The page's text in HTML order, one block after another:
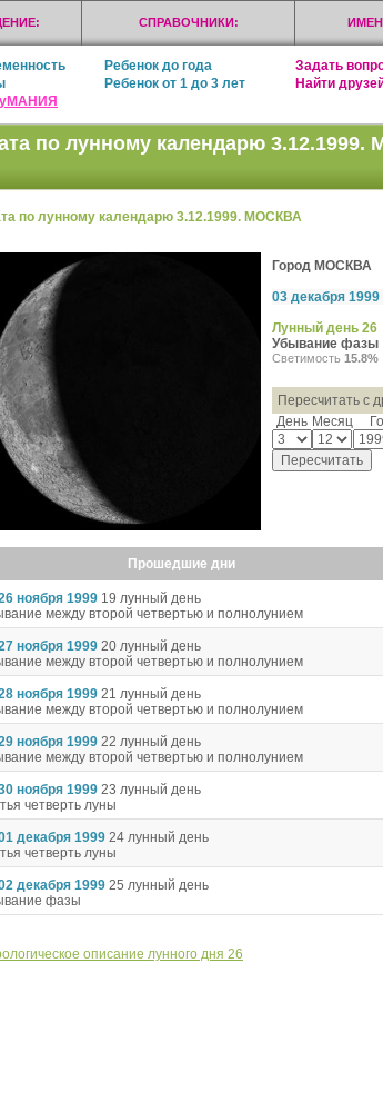
СПРАВОЧНИКИ:
Ребенок до года
Задать
Ребенок от 1 до 3 лет
Найти
по лунному календарю
по лунному календарю 3.12.1999. МОСКВА
Город МОСКВА
03 декабря 1999
Лунный день 26
Убывание фазы
Светимость 15.8%
Пересчитать с
День Месяц
Прошедшие дни
ноября 1999 19 лунный день
между второй четвертью и полнолунием
ноября 1999 20 лунный день
между второй четвертью и полнолунием
ноября 1999 21 лунный день
между второй четвертью и полнолунием
ноября 1999 22 лунный день
между второй четвертью и полнолунием
ноября 1999 23 лунный день
четверть луны
декабря 1999 24 лунный день
четверть луны
декабря 1999 25 лунный день
фазы
описание лунного дня 26